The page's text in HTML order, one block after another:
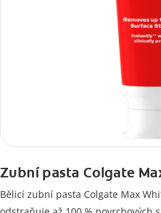
Zubní pasta Colgate
Bělicí zubní pasta Colgate Max